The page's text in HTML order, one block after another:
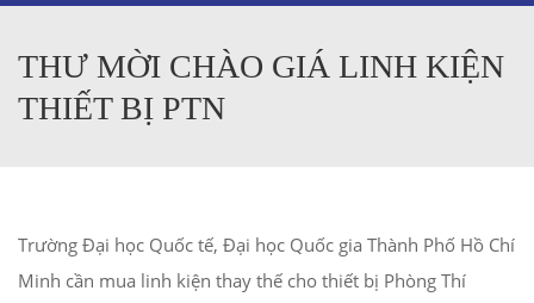
THƯ MỜI CHÀO GIÁ LINH KIỆN
THIẾT BỊ PTN
Trường Đại học Quốc tế, Đại học Quốc gia Thành Phố Hồ Chí
Minh cần mua linh kiện thay thế cho thiết bị Phòng Thí